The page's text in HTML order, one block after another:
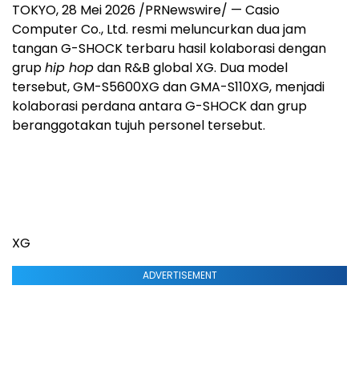
TOKYO, 28 Mei 2026 /PRNewswire/ — Casio
Computer Co., Ltd. resmi meluncurkan dua jam
tangan G-SHOCK terbaru hasil kolaborasi dengan
gruphip hopdan R&B global XG. Dua model
tersebut, GM-S5600XG dan GMA-S110XG, menjadi
kolaborasi perdana antara G-SHOCK dan grup
beranggotakan tujuh personel tersebut.
XG
ADVERTISEMENT